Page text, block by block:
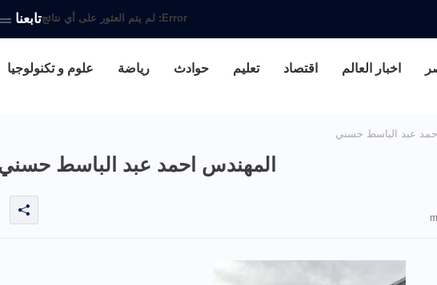
Error: لم يتم العثور على أي نتائجتابعنا
اخبار العالم اقتصاد تعليم حوادث رياضة علوم و تكنولوجيا
عبد الباسط حسني
المهندس احمد عبد الباسط